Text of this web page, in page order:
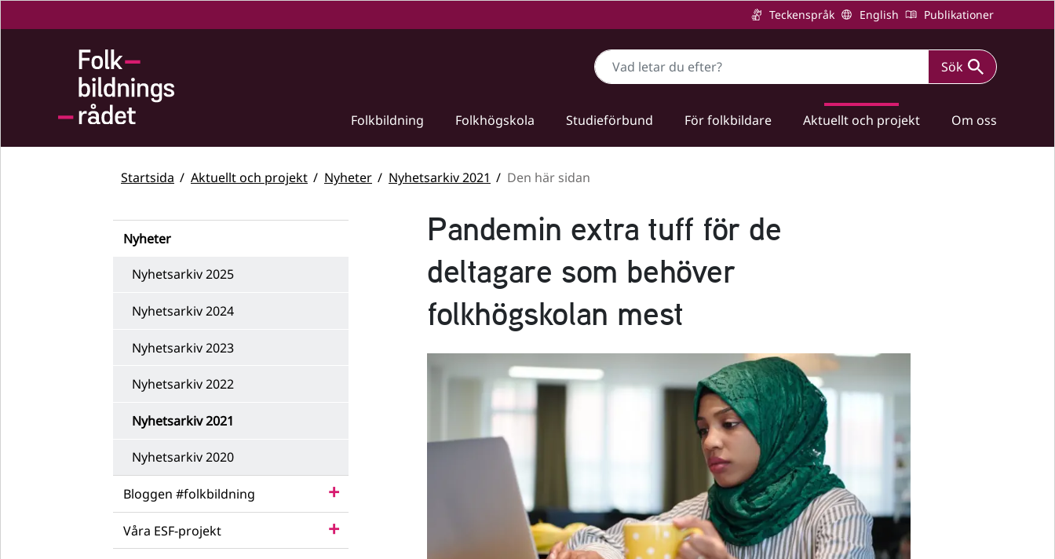
Teckenspråk English Publikationer
Sök Sök
Folkbildning Folkhögskola Studieförbund För folkbildare Aktuellt och projekt Om oss
Startsida Aktuellt och projekt Nyheter Nyhetsarkiv 2021 Den här sidan
Nyheter
Nyhetsarkiv 2025
Nyhetsarkiv 2024
Nyhetsarkiv 2023
Nyhetsarkiv 2022
Nyhetsarkiv 2021
Nyhetsarkiv 2020
Bloggen #folkbildning
Våra ESF-projekt
Pandemin extra tuff för de
deltagare som behöver
folkhögskolan mest